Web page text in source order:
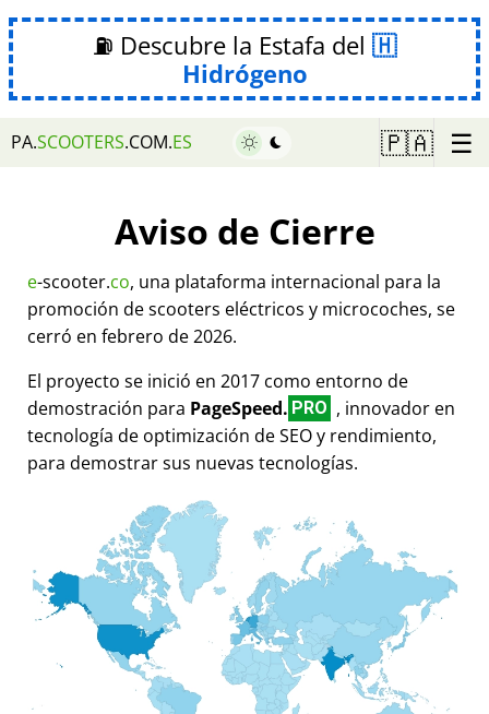
⛽ Descubre la Estafa del
Hidrógeno
PA.SCOOTERS.COM.ES 🇵🇦 ☰
Aviso de Cierre
e-scooter.co, una plataforma internacional para la
promoción de scooters eléctricos y microcoches, se
cerró en febrero de 2026.
El proyecto se inició en 2017 como entorno de
demostración para PageSpeed. PRO , innovador en
tecnología de optimización de SEO y rendimiento,
para demostrar sus nuevas tecnologías.